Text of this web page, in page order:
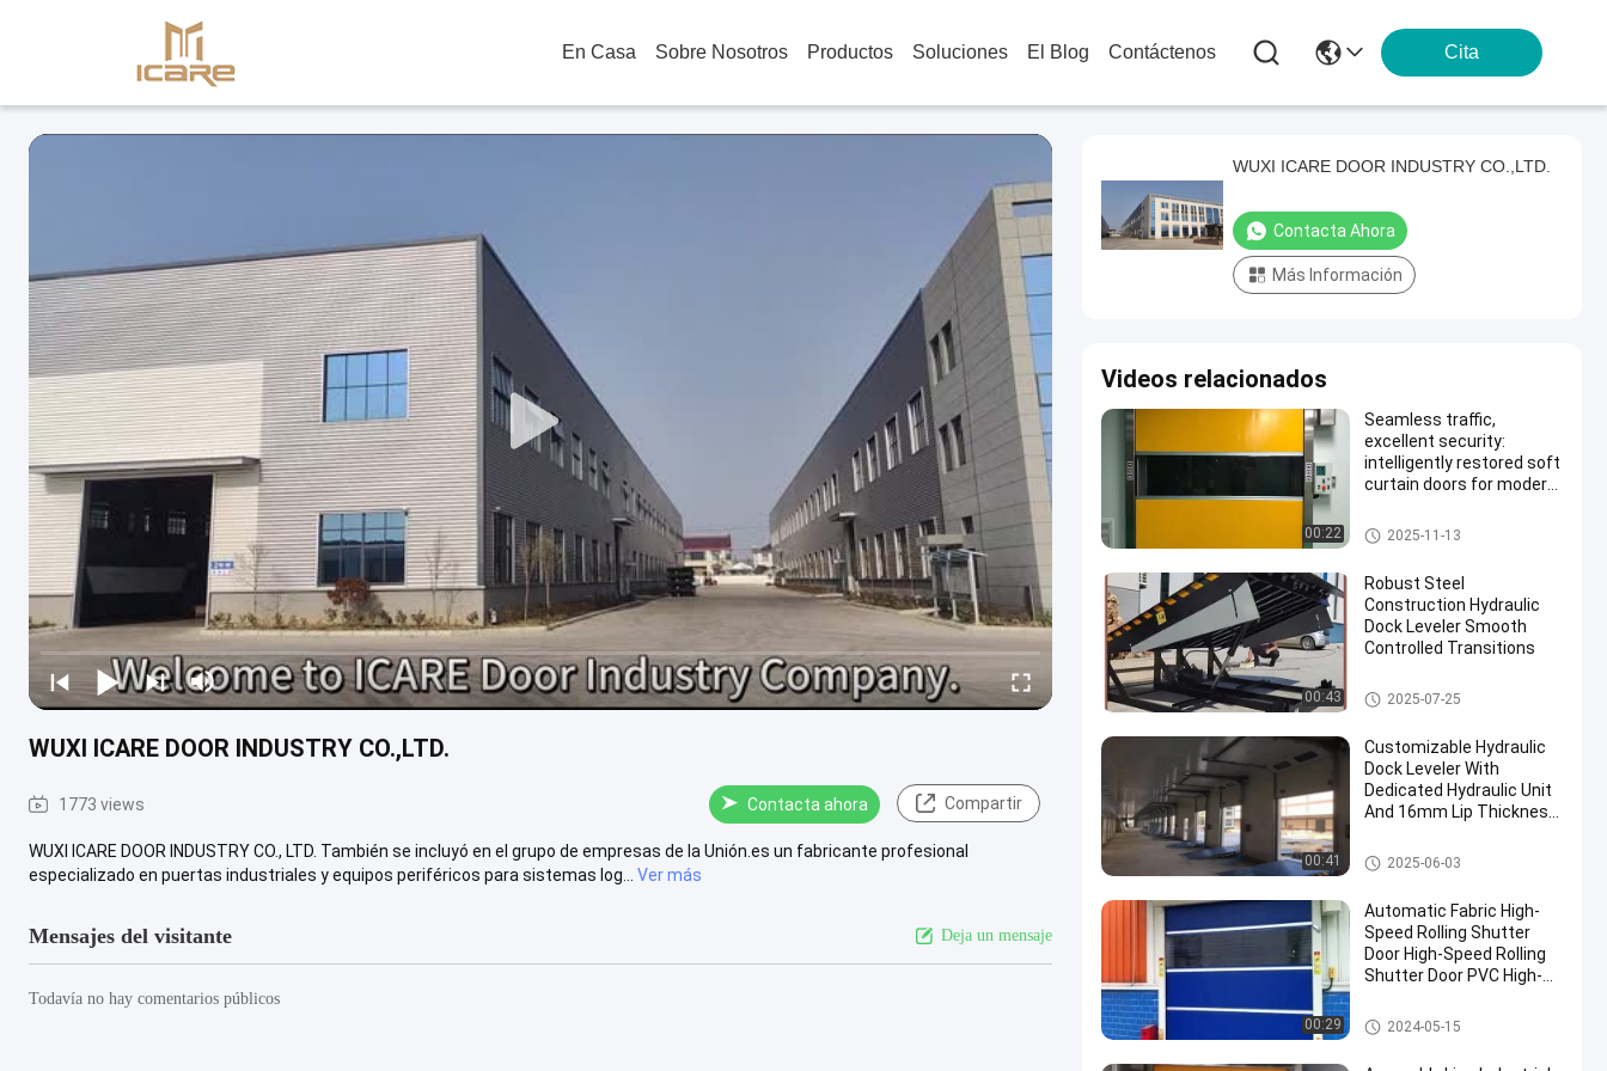
En Casa Sobre Nosotros Productos Soluciones El Blog Contáctenos Cita
WUXI ICARE DOOR INDUSTRY CO.,LTD.
1773 views Contacta ahora Compartir
WUXI ICARE DOOR INDUSTRY CO., LTD. También se incluyó en el grupo de empresas de la Unión.es un fabricante profesional
especializado en puertas industriales y equipos periféricos para sistemas log...
Ver más
Mensajes del visitante Deja un mensaje
Todavía no hay comentarios públicos
WUXI ICARE DOOR INDUSTRY CO.,LTD.
Contacta Ahora
Más Información
Videos relacionados
00:22
Seamless traffic,
excellent security:
intelligently restored soft
curtain doors for modern
Puertas rápidas industriales
2025-11-13
00:43
Robust Steel
Construction Hydraulic
Dock Leveler Smooth
Controlled Transitions
Nivelador hidráulico del muelle
2025-07-25
00:41
Customizable Hydraulic
Dock Leveler With
Dedicated Hydraulic Unit
And 16mm Lip Thickness
Nivelador hidráulico del muelle
2025-06-03
00:29
Automatic Fabric High-
Speed Rolling Shutter
Door High-Speed Rolling
Shutter Door PVC High-
Door
Puertas rápidas industriales
2024-05-15